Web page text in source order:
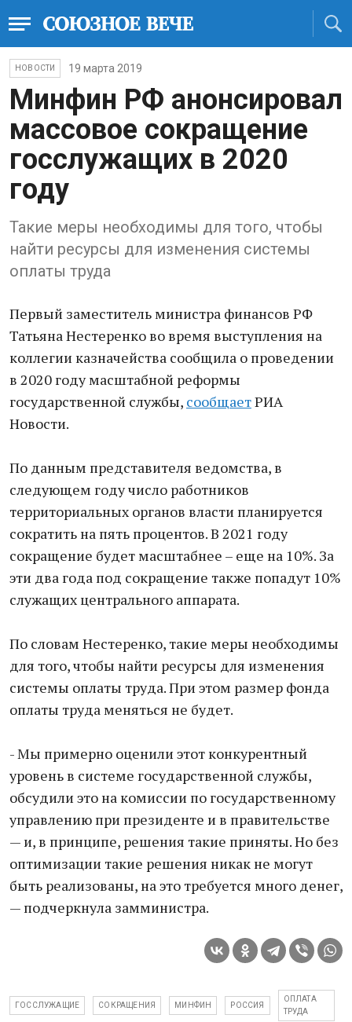
НОВОСТИ 19 марта 2019
Минфин РФ анонсировал
массовое сокращение
госслужащих в 2020
году
Такие меры необходимы для того, чтобы
найти ресурсы для изменения системы
оплаты труда
Первый заместитель министра финансов РФ
Татьяна Нестеренко во время выступления на
коллегии казначейства сообщила о проведении
в 2020 году масштабной реформы
государственной службы, сообщаетРИА
Новости.
По данным представителя ведомства, в
следующем году число работников
территориальных органов власти планируется
сократить на пять процентов. В 2021 году
сокращение будет масштабнее – еще на 10%. За
эти два года под сокращение также попадут 10%
служащих центрального аппарата.
По словам Нестеренко, такие меры необходимы
для того, чтобы найти ресурсы для изменения
системы оплаты труда. При этом размер фонда
оплаты труда меняться не будет.
- Мы примерно оценили этот конкурентный
уровень в системе государственной службы,
обсудили это на комиссии по государственному
управлению при президенте и в правительстве
— и, в принципе, решения такие приняты. Но без
оптимизации такие решения никак не могут
быть реализованы, на это требуется много денег,
— подчеркнула замминистра.
ГОССЛУЖАЩИЕ СОКРАЩЕНИЯ МИНФИН РОССИЯ
ОПЛАТА
ТРУДА